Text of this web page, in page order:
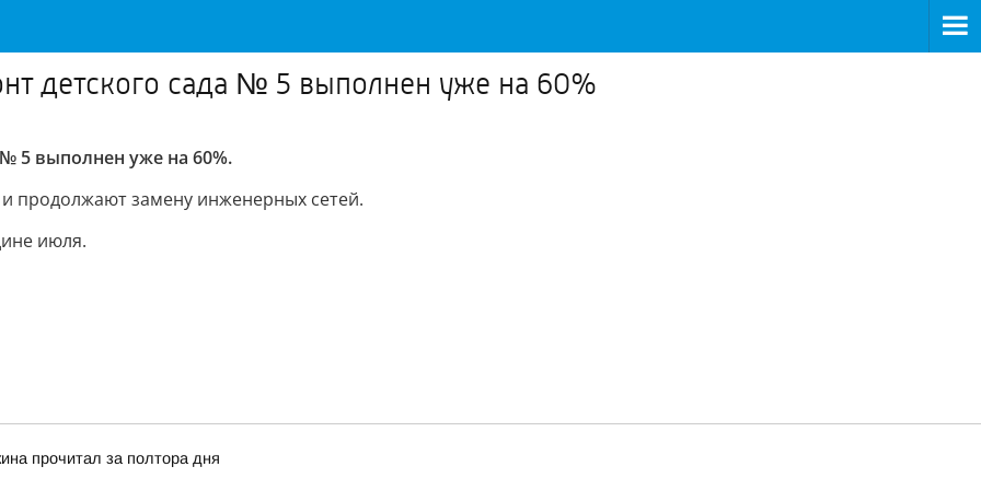
детского сада № 5 выполнен уже на 60%
5 выполнен уже на 60%.
продолжают замену инженерных сетей.
июля.
прочитал за полтора дня